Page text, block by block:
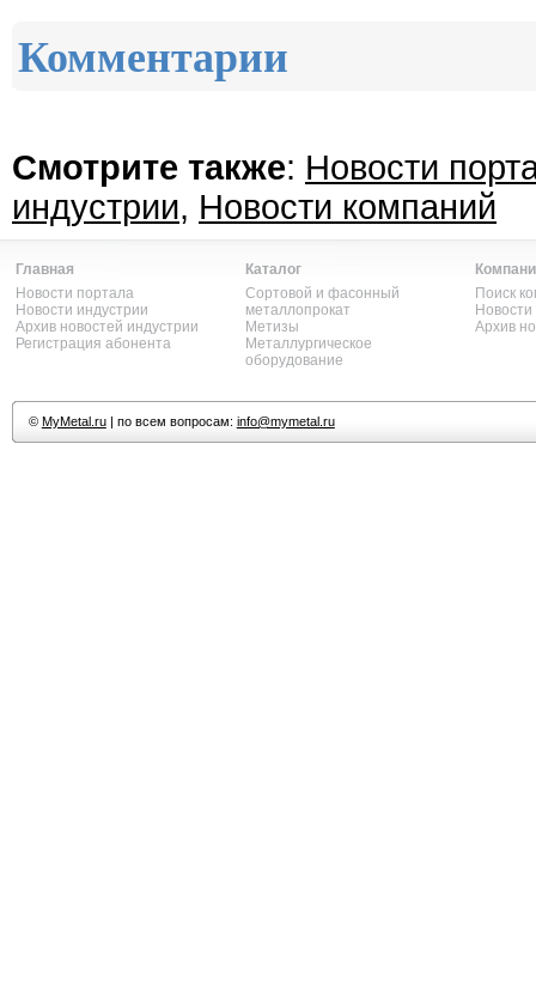
Комментарии
Смотрите также: Новости
индустрии, Новости компаний
Главная
Новости портала
Новости индустрии
Архив новостей индустрии
Регистрация абонента
Каталог
Сортовой и фасонный
металлопрокат
Метизы
Металлургическое
оборудование
Поиск
Архив
© MyMetal.ru| по всем вопросам: info@mymetal.ru